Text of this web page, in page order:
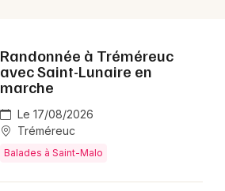
Randonnée à Tréméreuc
avec Saint-Lunaire en
marche
Le 17/08/2026
Tréméreuc
Balades à Saint-Malo